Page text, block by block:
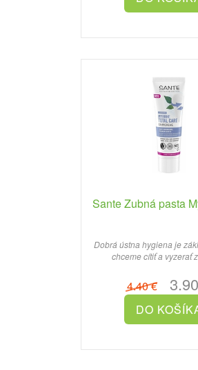
Sante Zubná pasta
Dobrá ústna hygiena je
chceme cítiť a vyzerať
4.40 €